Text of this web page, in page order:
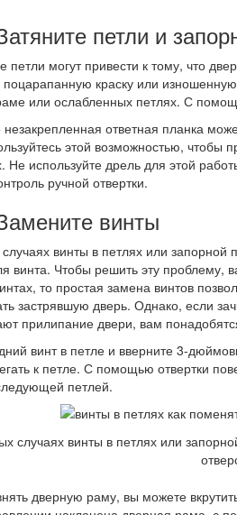
петли и
петли могут привести к тому, что
краску или
или ослабленных петлях. С
незакрепленная ответная планка
этой возможностью, чтобы
Не используйте дрель для этой
ручной отвертки.
винты
винты в петлях или
винта. Чтобы решить эту
то простая замена винтов
застрявшую дверь. Однако, если
прилипание двери, вам
винт в петле и вверните 3-
к петле. С помощью отвертки
петлей.
случаях винты в петлях или
дверную раму, вы можете